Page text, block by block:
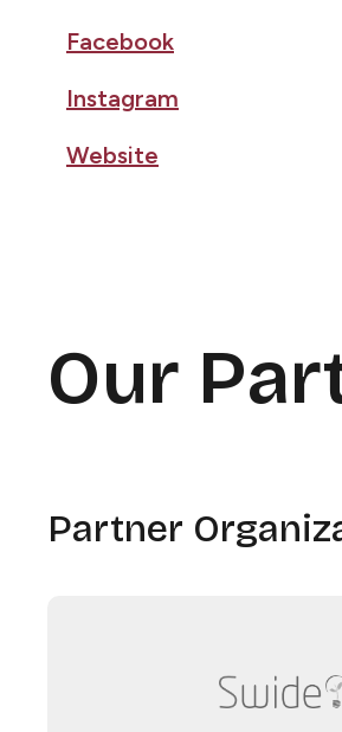
Facebook​​​​‌ ‍ ​‍​‍‌‍ ‌ ​‍‌‍‍‌‌‍‌ ‌‍‍‌‌‍ ‍​‍​‍​ ‍‍​‍​‍‌ ​ ‌‍​‌‌‍ ‍‌‍‍‌‌ ‌​‌ ‍‌​‍ ‍‌‍‍‌‌‍ ​‍​‍​‍ ​​‍​‍‌‍‍​‌ ​‍‌‍‌‌‌‍‌‍​‍​‍​ ‍‍​‍​‍​‍ ‌ ​ ‌ ‌​‌ ‌‌‌‍‌​‌‍‍‌‌‍ ​‍ ‌‍‍‌‌‍ ‍‌ ‌​‌‍‌‌‌‍ ‍‌ ‌​​‍ ‌‍‌‌‌‍‌​‌‍‍‌‌ ‌​​‍ ‌‍ ‌‌‍ ‌‍‌​‌‍‌‌​ ‌‌ ​​‌ ​‍‌‍‌‌‌ ​ ‌‍‌‌‌‍ ‍‌ ‌​‌‍​‌‌ ‌​‌‍‍‌‌‍ ‌‍ ‍​ ‍ ‌‍‍‌‌‍‌​​ ‌​ ‌‌​ ​‍‌‍​ ​ ‌​‌‍​ ​ ‌‌​ ​‍‌‍‌​​‍ ‌‌‍​‍‌‍‌‍​ ‌‌​ ‍​​‍ ‌​ ‌​‌‍‌‌​ ‍‌‌‍‌‍​‍ ‌​ ‍​​ ‌ ​ ‌‌​ ‌‍​‍ ‌​ ‍​‌‍​‍​ ‌​​ ‌‌​ ​​​ ​ ‌‍‌‌​ ​‍​ ‌ ​ ​‌‌‍​‌​ ‌‌​ ‍ ‌ ‌​‌ ‍‌‌ ​​‌‍‌‌​ ‌‌ ​​‌ ​‍‌‍ ‌‍‍‍‌‍‌‌‌‍​ ‌ ‌​​ ‍ ‌ ​​‌‍​‌‌ ‌​‌‍‍​​ ‌‌‍​ ‌ ‌‌‌ ​ ‌ ‌​‌‍ ‌‍ ‌‌‌​ ‌‍‌‌‌‍​ ‌ ‌​‌‍‍‌‌‍ ‌‍ ‍‌ ​ ​‍‌‌​ ‌‌‌​​‍‌‌ ‌‍‍ ‌‍‌‌‌ ‍‌​‍‌‌​ ​ ‌​‌​​‍‌‌​ ​ ‌​‌​​‍‌‌​ ​‍​ ​‍‌‍‌‌​ ‌‍‌‍‌‍‌‍​‍‌‍‌​​ ‌​​ ‌ ‌‍​‍​ ​​​ ‌‍​ ​​​ ‌​​‍‌‌​ ​‍​ ​‍​‍‌‌​ ‌‌‌​‌​​‍ ‍‌‍​ ‌‍ ‌‍ ‍‌ ‌​‌‍‌‌‌‍ ‍‌ ‌​​‍‌‌​ ‌‌‌​​‍‌‌ ‌‍‍ ‌‍‌‌‌ ‍‌​‍‌‌​ ​ ‌​‌​​‍‌‌​ ​ ‌​‌​​‍‌‌​ ​‍​ ​‍‌‍‌​​ ​ ​ ​‍​ ‍‌​ ​‌​ ​‍​ ‌​‌‍‌‍​ ​ ​ ‌‌​ ‌ ‌‍​‌​‍‌‌​ ​‍​ ​‍​‍‌‌​ ‌‌‌​‌​​‍ ‍‌‍​ ‌‍‍​‌‍‍‌‌‍ ​‌‍‌​‌ ​‍‌‍‌‌‌‍ ‍​‍‌‌​ ‌‌‌​​‍‌‌ ‌‍‍ ‌‍‌‌‌ ‍‌​‍‌‌​ ​ ‌​‌​​‍‌‌​ ​ ‌​‌​​‍‌‌​ ​‍​ ​‍​ ​‌​ ​‌‌‍​‌‌‍​ ‌‍‌​​ ​​‌‍​ ​ ‌‍​ ​ ​ ​‍​ ​‌‌‍‌​​‍‌‌​ ​‍​ ​‍​‍‌‌​ ‌‌‌​‌​​‍ ‍‌ ‌​‌‍‌‌‌ ‍​‌ ‌​​ ‌‍​‍‌‍​‌‌ ​ ‌‍‌‌‌‌‌‌‌ ​‍‌‍ ​​ ‌​‍‌‌​ ​‍‌​‌‍‌ ​ ‌ ‌​‌ ‌‌‌‍‌​‌‍‍‌‌‍ ​‍‌‍‌‍‍‌‌‍‌​​ ‌​ ‌‌​ ​‍‌‍​ ​ ‌​‌‍​ ​ ‌‌​ ​‍‌‍‌​​‍ ‌‌‍​‍‌‍‌‍​ ‌‌​ ‍​​‍ ‌​ ‌​‌‍‌‌​ ‍‌‌‍‌‍​‍ ‌​ ‍​​ ‌ ​ ‌‌​ ‌‍​‍ ‌​ ‍​‌‍​‍​ ‌​​ ‌‌​ ​​​ ​ ‌‍‌‌​ ​‍​ ‌ ​ ​‌‌‍​‌​ ‌‌​‍‌‍‌ ‌​‌ ‍‌‌ ​​‌‍‌‌​ ‌‌ ​​‌ ​‍‌‍ ‌‍‍‍‌‍‌‌‌‍​ ‌ ‌​​‍‌‍‌ ​​‌‍​‌‌ ‌​‌‍‍​​ ‌‌‍​ ‌ ‌‌‌ ​ ‌ ‌​‌‍ ‌‍ ‌‌‌​ ‌‍‌‌‌‍​ ‌ ‌​‌‍‍‌‌‍ ‌‍ ‍‌ ​ ​‍‌‌​ ‌‌‌​​‍‌‌ ‌‍‍ ‌‍‌‌‌ ‍‌​‍‌‌​ ​ ‌​‌​​‍‌‌​ ​ ‌​‌​​‍‌‌​ ​‍​ ​‍‌‍‌‌​ ‌‍‌‍‌‍‌‍​‍‌‍‌​​ ‌​​ ‌ ‌‍​‍​ ​​​ ‌‍​ ​​​ ‌​​‍‌‌​ ​‍​ ​‍​‍‌‌​ ‌‌‌​‌​​‍ ‍‌‍​ ‌‍ ‌‍ ‍‌ ‌​‌‍‌‌‌‍ ‍‌ ‌​​‍‌‌​ ‌‌‌​​‍‌‌ ‌‍‍ ‌‍‌‌‌ ‍‌​‍‌‌​ ​ ‌​‌​​‍‌‌​ ​ ‌​‌​​‍‌‌​ ​‍​ ​‍‌‍‌​​ ​ ​ ​‍​ ‍‌​ ​‌​ ​‍​ ‌​‌‍‌‍​ ​ ​ ‌‌​ ‌ ‌‍​‌​‍‌‌​ ​‍​ ​‍​‍‌‌​ ‌‌‌​‌​​‍ ‍‌‍​ ‌‍‍​‌‍‍‌‌‍ ​‌‍‌​‌ ​‍‌‍‌‌‌‍ ‍​‍‌‌​ ‌‌‌​​‍‌‌ ‌‍‍ ‌‍‌‌‌ ‍‌​‍‌‌​ ​ ‌​‌​​‍‌‌​ ​ ‌​‌​​‍‌‌​ ​‍​ ​‍​ ​‌​ ​‌‌‍​‌‌‍​ ‌‍‌​​ ​​‌‍​ ​ ‌‍​ ​ ​ ​‍​ ​‌‌‍‌​​‍‌‌​ ​‍​ ​‍​‍‌‌​ ‌‌‌​‌​​‍ ‍‌ ‌​‌‍‌‌‌ ‍​‌ ‌​​‍‌‍‌ ​​‌‍‌‌‌ ​‍‌ ​ ‌ ​​‌‍‌‌‌‍​ ‌ ‌​‌‍‍‌‌ ‌‍‌‍‌‌​ ‌‌ ​​‌ ‌‌‌‍​‍‌‍ ​‌‍‍‌‌ ​ ‌‍‍​‌‍‌‌‌‍‌​​‍​‍‌ ‌
Instagram​​​​‌ ‍ ​‍​‍‌‍ ‌ ​‍‌‍‍‌‌‍‌ ‌‍‍‌‌‍ ‍​‍​‍​ ‍‍​‍​‍‌ ​ ‌‍​‌‌‍ ‍‌‍‍‌‌ ‌​‌ ‍‌​‍ ‍‌‍‍‌‌‍ ​‍​‍​‍ ​​‍​‍‌‍‍​‌ ​‍‌‍‌‌‌‍‌‍​‍​‍​ ‍‍​‍​‍​‍ ‌ ​ ‌ ‌​‌ ‌‌‌‍‌​‌‍‍‌‌‍ ​‍ ‌‍‍‌‌‍ ‍‌ ‌​‌‍‌‌‌‍ ‍‌ ‌​​‍ ‌‍‌‌‌‍‌​‌‍‍‌‌ ‌​​‍ ‌‍ ‌‌‍ ‌‍‌​‌‍‌‌​ ‌‌ ​​‌ ​‍‌‍‌‌‌ ​ ‌‍‌‌‌‍ ‍‌ ‌​‌‍​‌‌ ‌​‌‍‍‌‌‍ ‌‍ ‍​ ‍ ‌‍‍‌‌‍‌​​ ‌​ ‌‌​ ​‍‌‍​ ​ ‌​‌‍​ ​ ‌‌​ ​‍‌‍‌​​‍ ‌‌‍​‍‌‍‌‍​ ‌‌​ ‍​​‍ ‌​ ‌​‌‍‌‌​ ‍‌‌‍‌‍​‍ ‌​ ‍​​ ‌ ​ ‌‌​ ‌‍​‍ ‌​ ‍​‌‍​‍​ ‌​​ ‌‌​ ​​​ ​ ‌‍‌‌​ ​‍​ ‌ ​ ​‌‌‍​‌​ ‌‌​ ‍ ‌ ‌​‌ ‍‌‌ ​​‌‍‌‌​ ‌‌ ​​‌ ​‍‌‍ ‌‍‍‍‌‍‌‌‌‍​ ‌ ‌​​ ‍ ‌ ​​‌‍​‌‌ ‌​‌‍‍​​ ‌‌‍​ ‌ ‌‌‌ ​ ‌ ‌​‌‍ ‌‍ ‌‌‌​ ‌‍‌‌‌‍​ ‌ ‌​‌‍‍‌‌‍ ‌‍ ‍‌ ​ ​‍‌‌​ ‌‌‌​​‍‌‌ ‌‍‍ ‌‍‌‌‌ ‍‌​‍‌‌​ ​ ‌​‌​​‍‌‌​ ​ ‌​‌​​‍‌‌​ ​‍​ ​‍‌‍‌‌​ ‌‍‌‍‌‍‌‍​‍‌‍‌​​ ‌​​ ‌ ‌‍​‍​ ​​​ ‌‍​ ​​​ ‌​​‍‌‌​ ​‍​ ​‍​‍‌‌​ ‌‌‌​‌​​‍ ‍‌‍​ ‌‍ ‌‍ ‍‌ ‌​‌‍‌‌‌‍ ‍‌ ‌​​‍‌‌​ ‌‌‌​​‍‌‌ ‌‍‍ ‌‍‌‌‌ ‍‌​‍‌‌​ ​ ‌​‌​​‍‌‌​ ​ ‌​‌​​‍‌‌​ ​‍​ ​‍​ ​​​ ‌​​ ​​​ ‌‍​ ​​​ ‌ ‌‍‌‍‌‍​‌​ ‌​​ ​​‌‍‌​​ ‌ ​‍‌‌​ ​‍​ ​‍​‍‌‌​ ‌‌‌​‌​​‍ ‍‌‍​ ‌‍‍​‌‍‍‌‌‍ ​‌‍‌​‌ ​‍‌‍‌‌‌‍ ‍​‍‌‌​ ‌‌‌​​‍‌‌ ‌‍‍ ‌‍‌‌‌ ‍‌​‍‌‌​ ​ ‌​‌​​‍‌‌​ ​ ‌​‌​​‍‌‌​ ​‍​ ​‍​ ​‌‌‍‌‌‌‍‌‍‌‍‌‌​ ‌‍​ ‍‌‌‍​ ‌‍​‌​ ‌‌‌‍​ ‌‍‌‌‌‍​ ​‍‌‌​ ​‍​ ​‍​‍‌‌​ ‌‌‌​‌​​‍ ‍‌ ‌​‌‍‌‌‌ ‍​‌ ‌​​ ‌‍​‍‌‍​‌‌ ​ ‌‍‌‌‌‌‌‌‌ ​‍‌‍ ​​ ‌​‍‌‌​ ​‍‌​‌‍‌ ​ ‌ ‌​‌ ‌‌‌‍‌​‌‍‍‌‌‍ ​‍‌‍‌‍‍‌‌‍‌​​ ‌​ ‌‌​ ​‍‌‍​ ​ ‌​‌‍​ ​ ‌‌​ ​‍‌‍‌​​‍ ‌‌‍​‍‌‍‌‍​ ‌‌​ ‍​​‍ ‌​ ‌​‌‍‌‌​ ‍‌‌‍‌‍​‍ ‌​ ‍​​ ‌ ​ ‌‌​ ‌‍​‍ ‌​ ‍​‌‍​‍​ ‌​​ ‌‌​ ​​​ ​ ‌‍‌‌​ ​‍​ ‌ ​ ​‌‌‍​‌​ ‌‌​‍‌‍‌ ‌​‌ ‍‌‌ ​​‌‍‌‌​ ‌‌ ​​‌ ​‍‌‍ ‌‍‍‍‌‍‌‌‌‍​ ‌ ‌​​‍‌‍‌ ​​‌‍​‌‌ ‌​‌‍‍​​ ‌‌‍​ ‌ ‌‌‌ ​ ‌ ‌​‌‍ ‌‍ ‌‌‌​ ‌‍‌‌‌‍​ ‌ ‌​‌‍‍‌‌‍ ‌‍ ‍‌ ​ ​‍‌‌​ ‌‌‌​​‍‌‌ ‌‍‍ ‌‍‌‌‌ ‍‌​‍‌‌​ ​ ‌​‌​​‍‌‌​ ​ ‌​‌​​‍‌‌​ ​‍​ ​‍‌‍‌‌​ ‌‍‌‍‌‍‌‍​‍‌‍‌​​ ‌​​ ‌ ‌‍​‍​ ​​​ ‌‍​ ​​​ ‌​​‍‌‌​ ​‍​ ​‍​‍‌‌​ ‌‌‌​‌​​‍ ‍‌‍​ ‌‍ ‌‍ ‍‌ ‌​‌‍‌‌‌‍ ‍‌ ‌​​‍‌‌​ ‌‌‌​​‍‌‌ ‌‍‍ ‌‍‌‌‌ ‍‌​‍‌‌​ ​ ‌​‌​​‍‌‌​ ​ ‌​‌​​‍‌‌​ ​‍​ ​‍​ ​​​ ‌​​ ​​​ ‌‍​ ​​​ ‌ ‌‍‌‍‌‍​‌​ ‌​​ ​​‌‍‌​​ ‌ ​‍‌‌​ ​‍​ ​‍​‍‌‌​ ‌‌‌​‌​​‍ ‍‌‍​ ‌‍‍​‌‍‍‌‌‍ ​‌‍‌​‌ ​‍‌‍‌‌‌‍ ‍​‍‌‌​ ‌‌‌​​‍‌‌ ‌‍‍ ‌‍‌‌‌ ‍‌​‍‌‌​ ​ ‌​‌​​‍‌‌​ ​ ‌​‌​​‍‌‌​ ​‍​ ​‍​ ​‌‌‍‌‌‌‍‌‍‌‍‌‌​ ‌‍​ ‍‌‌‍​ ‌‍​‌​ ‌‌‌‍​ ‌‍‌‌‌‍​ ​‍‌‌​ ​‍​ ​‍​‍‌‌​ ‌‌‌​‌​​‍ ‍‌ ‌​‌‍‌‌‌ ‍​‌ ‌​​‍‌‍‌ ​​‌‍‌‌‌ ​‍‌ ​ ‌ ​​‌‍‌‌‌‍​ ‌ ‌​‌‍‍‌‌ ‌‍‌‍‌‌​ ‌‌ ​​‌ ‌‌‌‍​‍‌‍ ​‌‍‍‌‌ ​ ‌‍‍​‌‍‌‌‌‍‌​​‍​‍‌ ‌
Website​​​​‌ ‍ ​‍​‍‌‍ ‌ ​‍‌‍‍‌‌‍‌ ‌‍‍‌‌‍ ‍​‍​‍​ ‍‍​‍​‍‌ ​ ‌‍​‌‌‍ ‍‌‍‍‌‌ ‌​‌ ‍‌​‍ ‍‌‍‍‌‌‍ ​‍​‍​‍ ​​‍​‍‌‍‍​‌ ​‍‌‍‌‌‌‍‌‍​‍​‍​ ‍‍​‍​‍​‍ ‌ ​ ‌ ‌​‌ ‌‌‌‍‌​‌‍‍‌‌‍ ​‍ ‌‍‍‌‌‍ ‍‌ ‌​‌‍‌‌‌‍ ‍‌ ‌​​‍ ‌‍‌‌‌‍‌​‌‍‍‌‌ ‌​​‍ ‌‍ ‌‌‍ ‌‍‌​‌‍‌‌​ ‌‌ ​​‌ ​‍‌‍‌‌‌ ​ ‌‍‌‌‌‍ ‍‌ ‌​‌‍​‌‌ ‌​‌‍‍‌‌‍ ‌‍ ‍​ ‍ ‌‍‍‌‌‍‌​​ ‌​ ‌‌​ ​‍‌‍​ ​ ‌​‌‍​ ​ ‌‌​ ​‍‌‍‌​​‍ ‌‌‍​‍‌‍‌‍​ ‌‌​ ‍​​‍ ‌​ ‌​‌‍‌‌​ ‍‌‌‍‌‍​‍ ‌​ ‍​​ ‌ ​ ‌‌​ ‌‍​‍ ‌​ ‍​‌‍​‍​ ‌​​ ‌‌​ ​​​ ​ ‌‍‌‌​ ​‍​ ‌ ​ ​‌‌‍​‌​ ‌‌​ ‍ ‌ ‌​‌ ‍‌‌ ​​‌‍‌‌​ ‌‌ ​​‌ ​‍‌‍ ‌‍‍‍‌‍‌‌‌‍​ ‌ ‌​​ ‍ ‌ ​​‌‍​‌‌ ‌​‌‍‍​​ ‌‌‍​ ‌ ‌‌‌ ​ ‌ ‌​‌‍ ‌‍ ‌‌‌​ ‌‍‌‌‌‍​ ‌ ‌​‌‍‍‌‌‍ ‌‍ ‍‌ ​ ​‍‌‌​ ‌‌‌​​‍‌‌ ‌‍‍ ‌‍‌‌‌ ‍‌​‍‌‌​ ​ ‌​‌​​‍‌‌​ ​ ‌​‌​​‍‌‌​ ​‍​ ​‍‌‍‌‌​ ‌‍‌‍‌‍‌‍​‍‌‍‌​​ ‌​​ ‌ ‌‍​‍​ ​​​ ‌‍​ ​​​ ‌​​‍‌‌​ ​‍​ ​‍​‍‌‌​ ‌‌‌​‌​​‍ ‍‌‍​ ‌‍ ‌‍ ‍‌ ‌​‌‍‌‌‌‍ ‍‌ ‌​​‍‌‌​ ‌‌‌​​‍‌‌ ‌‍‍ ‌‍‌‌‌ ‍‌​‍‌‌​ ​ ‌​‌​​‍‌‌​ ​ ‌​‌​​‍‌‌​ ​‍​ ​‍‌‍‌‌‌‍‌‌​ ‍‌​ ‌ ​ ​‌​ ‍‌​ ‌‌​ ​‍​ ‍‌​ ​‍‌‍​‍​ ‍​​‍‌‌​ ​‍​ ​‍​‍‌‌​ ‌‌‌​‌​​‍ ‍‌‍​ ‌‍‍​‌‍‍‌‌‍ ​‌‍‌​‌ ​‍‌‍‌‌‌‍ ‍​‍‌‌​ ‌‌‌​​‍‌‌ ‌‍‍ ‌‍‌‌‌ ‍‌​‍‌‌​ ​ ‌​‌​​‍‌‌​ ​ ‌​‌​​‍‌‌​ ​‍​ ​‍‌‍‌​‌‍‌‍​ ‌ ‌‍‌‌‌‍​‍‌‍‌​​ ​‌‌‍‌‌​ ​​​ ​ ‌‍​ ​ ‍​​‍‌‌​ ​‍​ ​‍​‍‌‌​ ‌‌‌​‌​​‍ ‍‌ ‌​‌‍‌‌‌ ‍​‌ ‌​​ ‌‍​‍‌‍​‌‌ ​ ‌‍‌‌‌‌‌‌‌ ​‍‌‍ ​​ ‌​‍‌‌​ ​‍‌​‌‍‌ ​ ‌ ‌​‌ ‌‌‌‍‌​‌‍‍‌‌‍ ​‍‌‍‌‍‍‌‌‍‌​​ ‌​ ‌‌​ ​‍‌‍​ ​ ‌​‌‍​ ​ ‌‌​ ​‍‌‍‌​​‍ ‌‌‍​‍‌‍‌‍​ ‌‌​ ‍​​‍ ‌​ ‌​‌‍‌‌​ ‍‌‌‍‌‍​‍ ‌​ ‍​​ ‌ ​ ‌‌​ ‌‍​‍ ‌​ ‍​‌‍​‍​ ‌​​ ‌‌​ ​​​ ​ ‌‍‌‌​ ​‍​ ‌ ​ ​‌‌‍​‌​ ‌‌​‍‌‍‌ ‌​‌ ‍‌‌ ​​‌‍‌‌​ ‌‌ ​​‌ ​‍‌‍ ‌‍‍‍‌‍‌‌‌‍​ ‌ ‌​​‍‌‍‌ ​​‌‍​‌‌ ‌​‌‍‍​​ ‌‌‍​ ‌ ‌‌‌ ​ ‌ ‌​‌‍ ‌‍ ‌‌‌​ ‌‍‌‌‌‍​ ‌ ‌​‌‍‍‌‌‍ ‌‍ ‍‌ ​ ​‍‌‌​ ‌‌‌​​‍‌‌ ‌‍‍ ‌‍‌‌‌ ‍‌​‍‌‌​ ​ ‌​‌​​‍‌‌​ ​ ‌​‌​​‍‌‌​ ​‍​ ​‍‌‍‌‌​ ‌‍‌‍‌‍‌‍​‍‌‍‌​​ ‌​​ ‌ ‌‍​‍​ ​​​ ‌‍​ ​​​ ‌​​‍‌‌​ ​‍​ ​‍​‍‌‌​ ‌‌‌​‌​​‍ ‍‌‍​ ‌‍ ‌‍ ‍‌ ‌​‌‍‌‌‌‍ ‍‌ ‌​​‍‌‌​ ‌‌‌​​‍‌‌ ‌‍‍ ‌‍‌‌‌ ‍‌​‍‌‌​ ​ ‌​‌​​‍‌‌​ ​ ‌​‌​​‍‌‌​ ​‍​ ​‍‌‍‌‌‌‍‌‌​ ‍‌​ ‌ ​ ​‌​ ‍‌​ ‌‌​ ​‍​ ‍‌​ ​‍‌‍​‍​ ‍​​‍‌‌​ ​‍​ ​‍​‍‌‌​ ‌‌‌​‌​​‍ ‍‌‍​ ‌‍‍​‌‍‍‌‌‍ ​‌‍‌​‌ ​‍‌‍‌‌‌‍ ‍​‍‌‌​ ‌‌‌​​‍‌‌ ‌‍‍ ‌‍‌‌‌ ‍‌​‍‌‌​ ​ ‌​‌​​‍‌‌​ ​ ‌​‌​​‍‌‌​ ​‍​ ​‍‌‍‌​‌‍‌‍​ ‌ ‌‍‌‌‌‍​‍‌‍‌​​ ​‌‌‍‌‌​ ​​​ ​ ‌‍​ ​ ‍​​‍‌‌​ ​‍​ ​‍​‍‌‌​ ‌‌‌​‌​​‍ ‍‌ ‌​‌‍‌‌‌ ‍​‌ ‌​​‍‌‍‌ ​​‌‍‌‌‌ ​‍‌ ​ ‌ ​​‌‍‌‌‌‍​ ‌ ‌​‌‍‍‌‌ ‌‍‌‍‌‌​ ‌‌ ​​‌ ‌‌‌‍​‍‌‍ ​‌‍‍‌‌ ​ ‌‍‍​‌‍‌‌‌‍‌​​‍​‍‌ ‌
Our
Partner Organizations​​​​‌